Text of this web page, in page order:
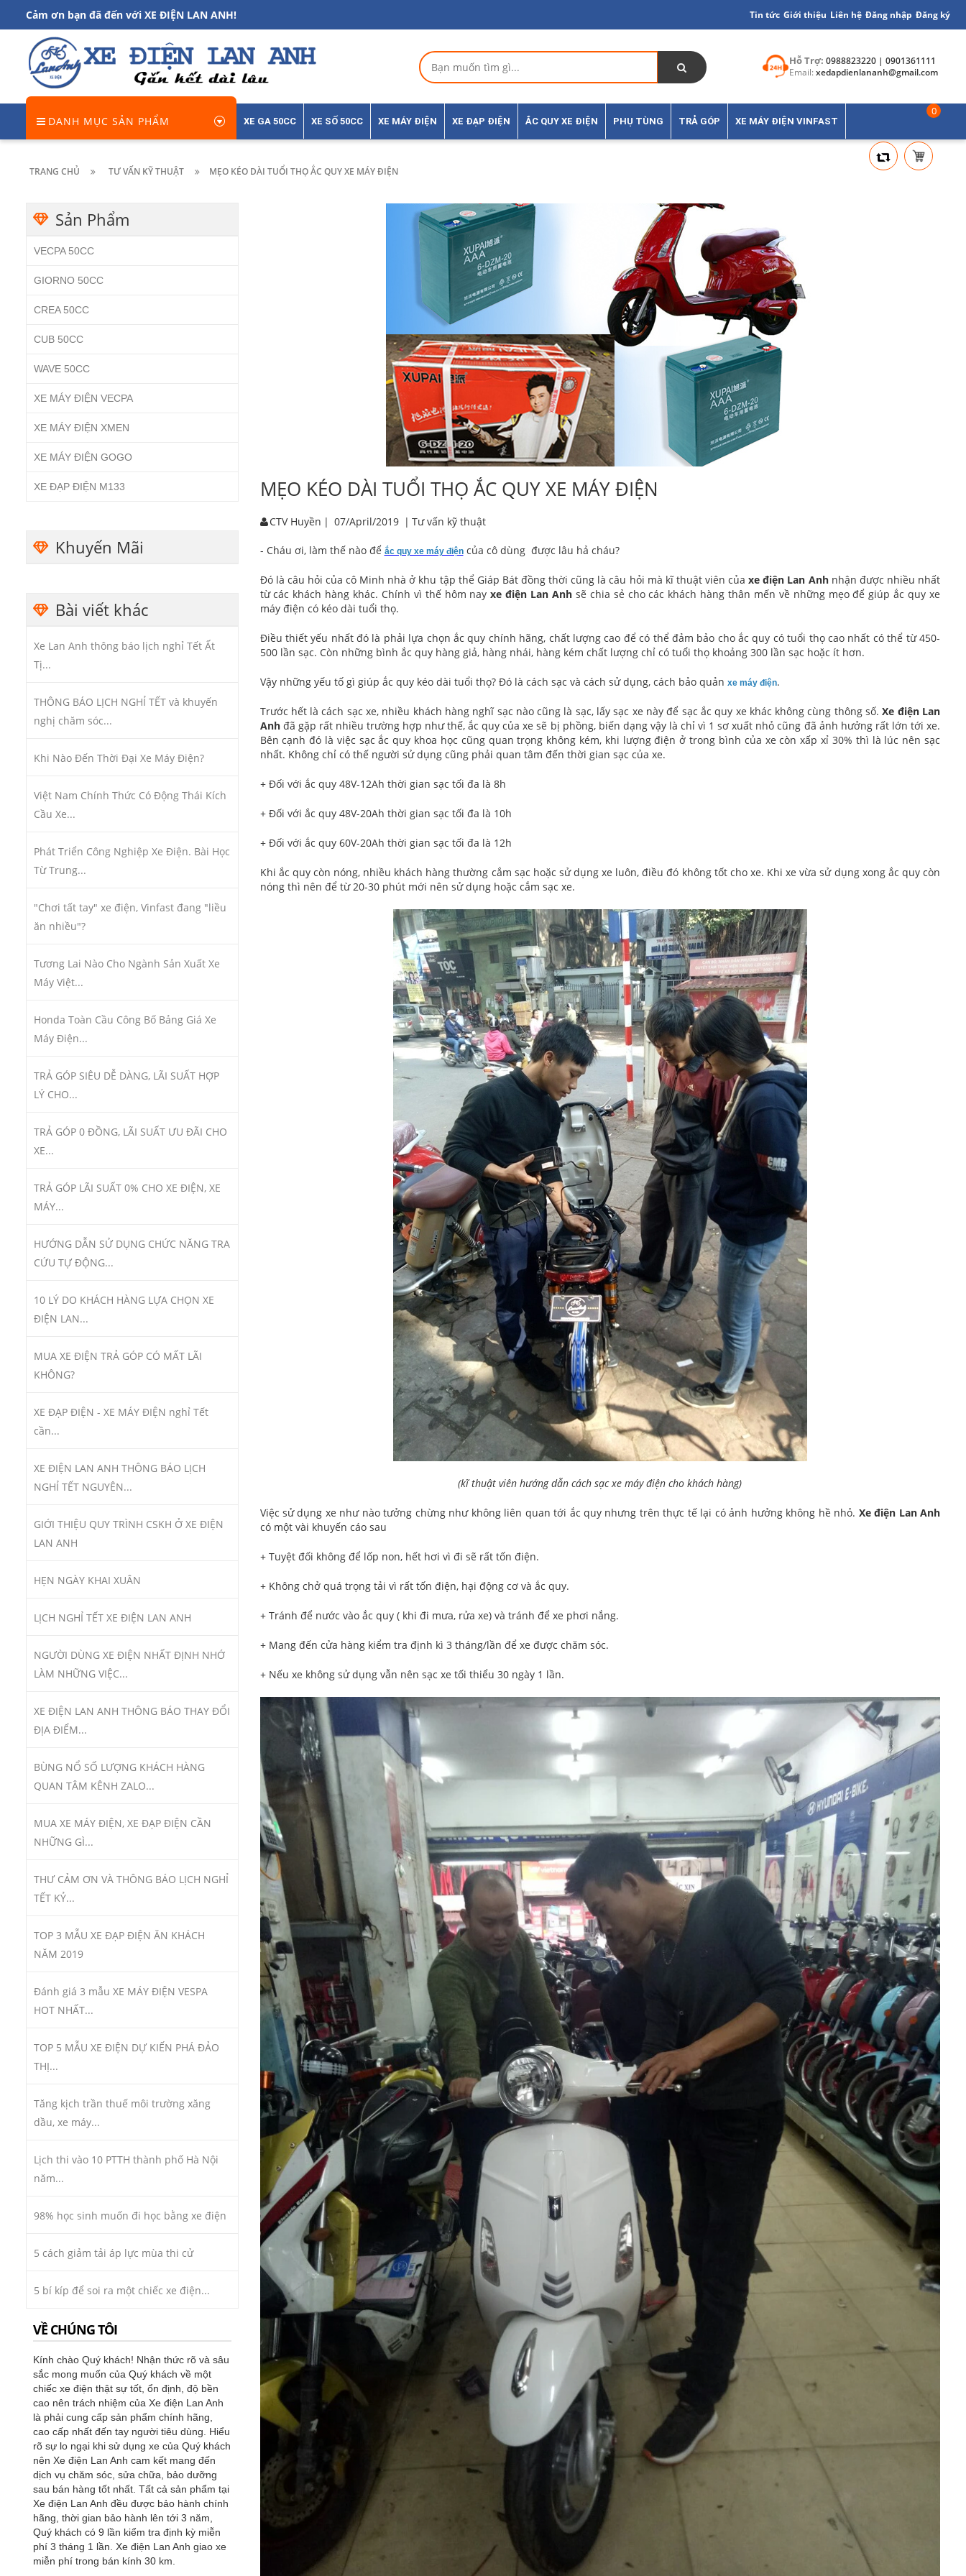
Cảm ơn bạn đã đến với XE ĐIỆN LAN ANH! Tin tức Giới thiệu Liên hệ Đăng nhập Đăng ký
Hỗ Trợ:0988823220 | 0901361111
Email: xedapdienlananh@gmail.com
DANH MỤC SẢN PHẨM XE GA 50CC XE SỐ 50CC XE MÁY ĐIỆN XE ĐẠP ĐIỆN ẮC QUY XE ĐIỆN PHỤ TÙNG TRẢ GÓP XE MÁY ĐIỆN VINFAST
0
TRANG CHỦ TƯ VẤN KỸ THUẬT MẸO KÉO DÀI TUỔI THỌ ẮC QUY XE MÁY ĐIỆN
Sản Phẩm
VECPA 50CC
GIORNO 50CC
CREA 50CC
CUB 50CC
WAVE 50CC
XE MÁY ĐIỆN VECPA
XE MÁY ĐIỆN XMEN
XE MÁY ĐIỆN GOGO
XE ĐẠP ĐIỆN M133
Khuyến Mãi
Bài viết khác
Xe Lan Anh thông báo lịch nghỉ Tết Ất
Tị...
THÔNG BÁO LỊCH NGHỈ TẾT và khuyến
nghị chăm sóc...
Khi Nào Đến Thời Đại Xe Máy Điện?
Việt Nam Chính Thức Có Động Thái Kích
Cầu Xe...
Phát Triển Công Nghiệp Xe Điện. Bài Học
Từ Trung...
"Chơi tất tay" xe điện, Vinfast đang "liều
ăn nhiều"?
Tương Lai Nào Cho Ngành Sản Xuất Xe
Máy Việt...
Honda Toàn Cầu Công Bố Bảng Giá Xe
Máy Điện...
TRẢ GÓP SIÊU DỄ DÀNG, LÃI SUẤT HỢP
LÝ CHO...
TRẢ GÓP 0 ĐỒNG, LÃI SUẤT ƯU ĐÃI CHO
XE...
TRẢ GÓP LÃI SUẤT 0% CHO XE ĐIỆN, XE
MÁY...
HƯỚNG DẪN SỬ DỤNG CHỨC NĂNG TRA
CỨU TỰ ĐỘNG...
10 LÝ DO KHÁCH HÀNG LỰA CHỌN XE
ĐIỆN LAN...
MUA XE ĐIỆN TRẢ GÓP CÓ MẤT LÃI
KHÔNG?
XE ĐẠP ĐIỆN - XE MÁY ĐIỆN nghỉ Tết
cần...
XE ĐIỆN LAN ANH THÔNG BÁO LỊCH
NGHỈ TẾT NGUYÊN...
GIỚI THIỆU QUY TRÌNH CSKH Ở XE ĐIỆN
LAN ANH
HẸN NGÀY KHAI XUÂN
LỊCH NGHỈ TẾT XE ĐIỆN LAN ANH
NGƯỜI DÙNG XE ĐIỆN NHẤT ĐỊNH NHỚ
LÀM NHỮNG VIỆC...
XE ĐIỆN LAN ANH THÔNG BÁO THAY ĐỔI
ĐỊA ĐIỂM...
BÙNG NỔ SỐ LƯỢNG KHÁCH HÀNG
QUAN TÂM KÊNH ZALO...
MUA XE MÁY ĐIỆN, XE ĐẠP ĐIỆN CẦN
NHỮNG GÌ...
THƯ CẢM ƠN VÀ THÔNG BÁO LỊCH NGHỈ
TẾT KỶ...
TOP 3 MẪU XE ĐẠP ĐIỆN ĂN KHÁCH
NĂM 2019
Đánh giá 3 mẫu XE MÁY ĐIỆN VESPA
HOT NHẤT...
TOP 5 MẪU XE ĐIỆN DỰ KIẾN PHÁ ĐẢO
THỊ...
Tăng kịch trần thuế môi trường xăng
dầu, xe máy...
Lịch thi vào 10 PTTH thành phố Hà Nội
năm...
98% học sinh muốn đi học bằng xe điện
5 cách giảm tải áp lực mùa thi cử
5 bí kíp để soi ra một chiếc xe điện...
VỀ CHÚNG TÔI
Kính chào Quý khách! Nhận thức rõ và sâu
sắc mong muốn của Quý khách về một
chiếc xe điện thật sự tốt, ổn định, độ bền
cao nên trách nhiệm của Xe điện Lan Anh
là phải cung cấp sản phẩm chính hãng,
cao cấp nhất đến tay người tiêu dùng. Hiểu
rõ sự lo ngại khi sử dụng xe của Quý khách
nên Xe điện Lan Anh cam kết mang đến
dịch vụ chăm sóc, sửa chữa, bảo dưỡng
sau bán hàng tốt nhất. Tất cả sản phẩm tại
Xe điện Lan Anh đều được bảo hành chính
hãng, thời gian bảo hành lên tới 3 năm,
Quý khách có 9 lần kiểm tra định kỳ miễn
phí 3 tháng 1 lần. Xe điện Lan Anh giao xe
miễn phí trong bán kính 30 km.
MẸO KÉO DÀI TUỔI THỌ ẮC QUY XE MÁY ĐIỆN
CTV Huyền | 07/April/2019 | Tư vấn kỹ thuật
- Cháu ơi, làm thế nào để ắc quy xe máy điệncủa cô dùng được lâu hả cháu?
Đó là câu hỏi của cô Minh nhà ở khu tập thể Giáp Bát đồng thời cũng là câu hỏi mà kĩ thuật viên củaxe điện Lan Anhnhận được nhiều nhất
từ các khách hàng khác. Chính vì thế hôm nayxe điện Lan Anh sẽ chia sẻ cho các khách hàng thân mến về những mẹo để giúp ắc quy xe
máy điện có kéo dài tuổi thọ.
Điều thiết yếu nhất đó là phải lựa chọn ắc quy chính hãng, chất lượng cao để có thể đảm bảo cho ắc quy có tuổi thọ cao nhất có thể từ 450-
500 lần sạc. Còn những bình ắc quy hàng giả, hàng nhái, hàng kém chất lượng chỉ có tuổi thọ khoảng 300 lần sạc hoặc ít hơn.
Vậy những yếu tố gì giúp ắc quy kéo dài tuổi thọ? Đó là cách sạc và cách sử dụng, cách bảo quản xe máy điện.
Trước hết là cách sạc xe, nhiều khách hàng nghĩ sạc nào cũng là sạc, lấy sạc xe này để sạc ắc quy xe khác không cùng thông số.Xe điện Lan
Anhđã gặp rất nhiều trường hợp như thế, ắc quy của xe sẽ bị phồng, biến dạng vậy là chỉ vì 1 sơ xuất nhỏ cũng đã ảnh hưởng rất lớn tới xe.
Bên cạnh đó là việc sạc ắc quy khoa học cũng quan trọng không kém, khi lượng điện ở trong bình của xe còn xấp xỉ 30% thì là lúc nên sạc
nhất. Không chỉ có thế người sử dụng cũng phải quan tâm đến thời gian sạc của xe.
+ Đối với ắc quy 48V-12Ah thời gian sạc tối đa là 8h
+ Đối với ắc quy 48V-20Ah thời gian sạc tối đa là 10h
+ Đối với ắc quy 60V-20Ah thời gian sạc tối đa là 12h
Khi ắc quy còn nóng, nhiều khách hàng thường cắm sạc hoặc sử dụng xe luôn, điều đó không tốt cho xe. Khi xe vừa sử dụng xong ắc quy còn
nóng thì nên để từ 20-30 phút mới nên sử dụng hoặc cắm sạc xe.
(kĩ thuật viên hướng dẫn cách sạc xe máy điện cho khách hàng)
Việc sử dụng xe như nào tưởng chừng như không liên quan tới ắc quy nhưng trên thực tế lại có ảnh hưởng không hề nhỏ. Xe điện Lan Anh
có một vài khuyến cáo sau
+ Tuyệt đối không để lốp non, hết hơi vì đi sẽ rất tốn điện.
+ Không chở quá trọng tải vì rất tốn điện, hại động cơ và ắc quy.
+ Tránh để nước vào ắc quy ( khi đi mưa, rửa xe) và tránh để xe phơi nắng.
+ Mang đến cửa hàng kiểm tra định kì 3 tháng/lần để xe được chăm sóc.
+ Nếu xe không sử dụng vẫn nên sạc xe tối thiểu 30 ngày 1 lần.